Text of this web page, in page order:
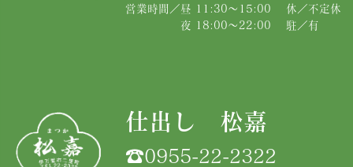
営業時間／昼 11:30〜15:00 休／不定休
夜 18:00〜22:00 駐／有
仕出し 松嘉
☎︎0955-22-2322